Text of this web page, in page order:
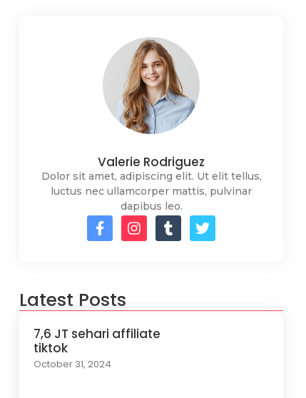
Valerie Rodriguez
Dolor sit amet, adipiscing elit. Ut elit tellus,
luctus nec ullamcorper mattis, pulvinar
dapibus leo.
Latest Posts
7,6 JT sehari affiliate
tiktok
October 31, 2024